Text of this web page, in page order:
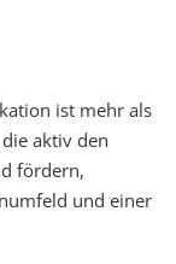
ist mehr als
aktiv den
fördern,
und einer